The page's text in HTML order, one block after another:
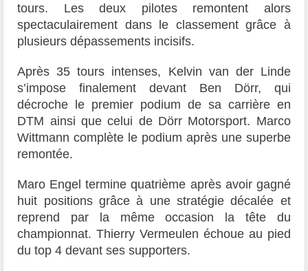
tours. Les deux pilotes remontent alors
spectaculairement dans le classement grâce à
plusieurs dépassements incisifs.
Après 35 tours intenses, Kelvin van der Linde
s’impose finalement devant Ben Dörr, qui
décroche le premier podium de sa carrière en
DTM ainsi que celui de Dörr Motorsport. Marco
Wittmann complète le podium après une superbe
remontée.
Maro Engel termine quatrième après avoir gagné
huit positions grâce à une stratégie décalée et
reprend par la même occasion la tête du
championnat. Thierry Vermeulen échoue au pied
du top 4 devant ses supporters.